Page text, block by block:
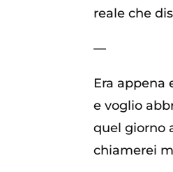
reale che
—
Era appena
e voglio
quel giorno
chiamerei